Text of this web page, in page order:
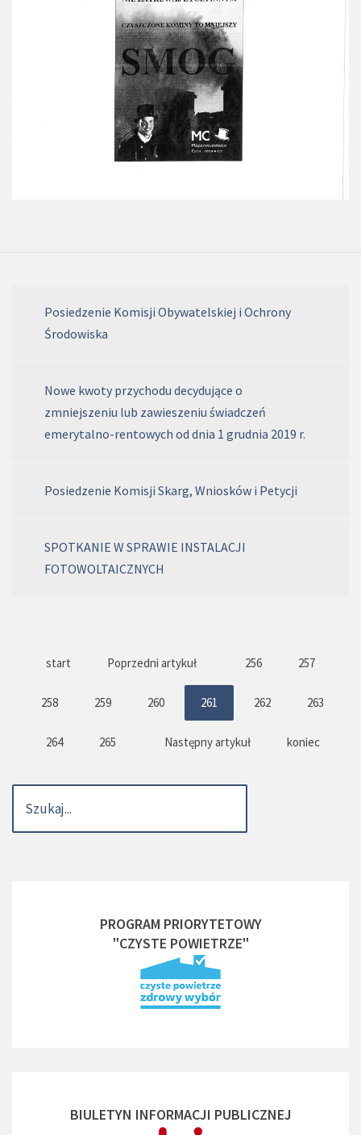
Posiedzenie Komisji Obywatelskiej i Ochrony
Środowiska
Nowe kwoty przychodu decydujące o
zmniejszeniu lub zawieszeniu świadczeń
emerytalno-rentowych od dnia 1 grudnia 2019 r.
Posiedzenie Komisji Skarg, Wniosków i Petycji
SPOTKANIE W SPRAWIE INSTALACJI
FOTOWOLTAICZNYCH
start Poprzedni artykuł 256 257
258 259 260 261 262 263
264 265 Następny artykuł koniec
PROGRAM PRIORYTETOWY
"CZYSTE POWIETRZE"
BIULETYN INFORMACJI PUBLICZNEJ